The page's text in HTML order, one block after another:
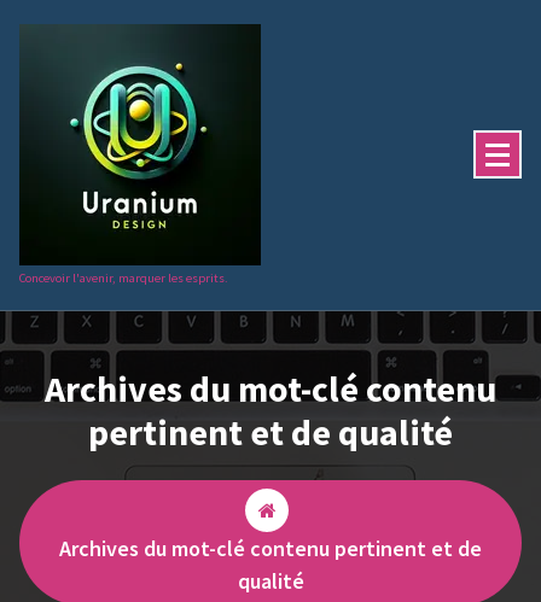
Concevoir l'avenir, marquer les esprits.
Archives du mot-clé contenu
pertinent et de qualité
Archives du mot-clé contenu pertinent et de
qualité